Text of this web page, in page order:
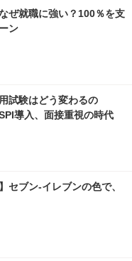
ぜ就職に強い？100％を支
ン
試験はどう変わるの
導入、面接重視の時代
セブン‐イレブンの色で、